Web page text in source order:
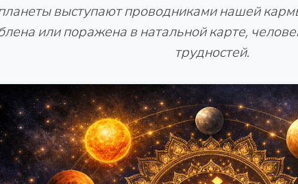
выступают проводниками нашей
или поражена в натальной карте,
трудностей.